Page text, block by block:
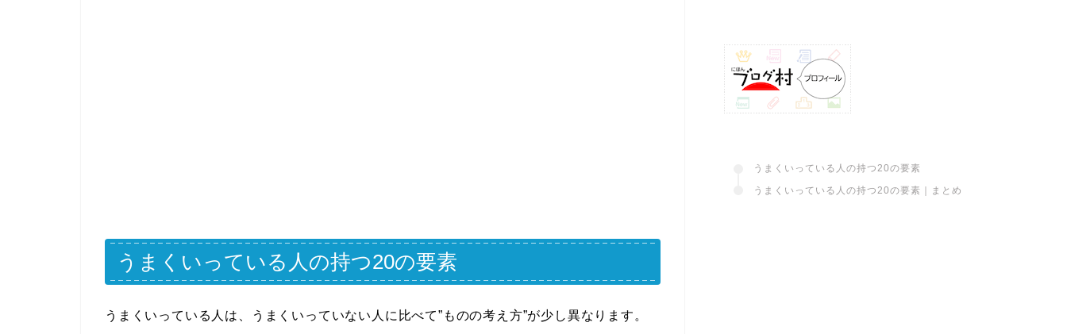
うまくいっている人の持つ20の要素
うまくいっている人は、うまくいっていない人に比べて”ものの考え方”が少し異なります。
うまくいっている人の持つ20の要素
うまくいっている人の持つ20の要素｜まとめ